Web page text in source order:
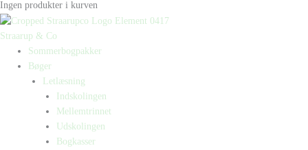
Ingen produkter i kurven
Straarup & Co
Sommerbogpakker
Bøger
Letlæsning
Indskolingen
Mellemtrinnet
Udskolingen
Bogkasser